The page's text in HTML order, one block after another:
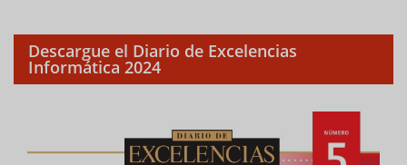
Descargue el Diario de Excelencias
Informática 2024